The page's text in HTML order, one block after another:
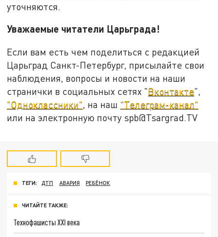
уточняются.
Уважаемые читатели Царьграда!
Если вам есть чем поделиться с редакцией
Царьград Санкт-Петербург, присылайте свои
наблюдения, вопросы и новости на наши
странички в социальных сетях "Вконтакте",
"Одноклассники", на наш "Телеграм-канал"
или на электронную почту spb@Tsargrad.TV
ТЕГИ: ДТП АВАРИЯ РЕБЁНОК
ЧИТАЙТЕ ТАКЖЕ:
Технофашисты XXI века